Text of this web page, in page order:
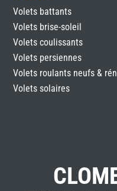
Volets battants
Volets brise-soleil
Volets coulissants
Volets persiennes
Volets roulants neufs &
Volets solaires